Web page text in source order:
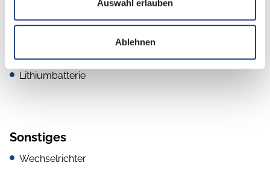
Auswahl erlauben
Ablehnen
Lichtsensor
Lithiumbatterie
Sonstiges
Wechselrichter